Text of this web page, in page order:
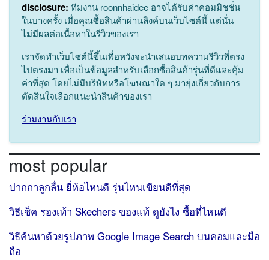
disclosure: ทีมงาน roonnhaidee อาจได้รับค่าคอมมิชชั่น
ในบางครั้ง เมื่อคุณซื้อสินค้าผ่านลิงค์บนเว็บไซต์นี้ แต่นั่น
ไม่มีผลต่อเนื้อหาในรีวิวของเรา
เราจัดทำเว็บไซต์นี้ขึ้นเพื่อหวังจะนำเสนอบทความรีวิวที่ตรง
ไปตรงมา เพื่อเป็นข้อมูลสำหรับเลือกซื้อสินค้ารุ่นที่ดีและคุ้ม
ค่าที่สุด โดยไม่มีบริษัทหรือโฆษณาใด ๆ มายุ่งเกี่ยวกับการ
ตัดสินใจเลือกแนะนำสินค้าของเรา
ร่วมงานกับเรา
most popular
ปากกาลูกลื่น ยี่ห้อไหนดี รุ่นไหนเขียนดีที่สุด
วิธีเช็ค รองเท้า Skechers ของแท้ ดูยังไง ซื้อที่ไหนดี
วิธีค้นหาด้วยรูปภาพ Google Image Search บนคอมและมือ
ถือ